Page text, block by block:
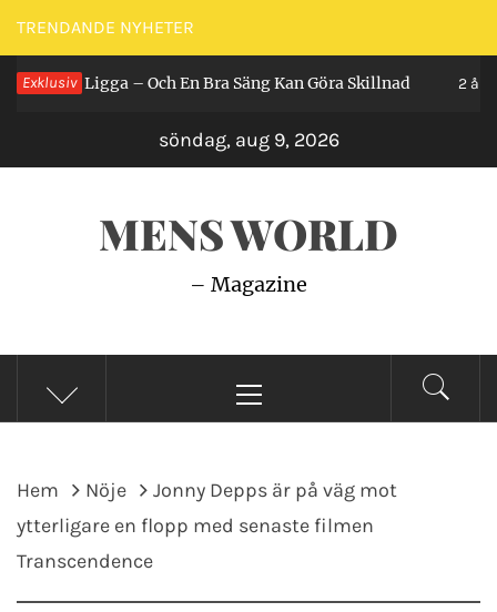
Hoppa
till
innehåll
TRENDANDE NYHETER
Exklusiv
Man Ligga – Och En Bra Säng Kan Göra Skillnad 2 år
söndag, aug 9, 2026
MENS WORLD
– Magazine
meny
Hem Nöje
Jonny Depps är på väg mot
ytterligare en flopp med senaste filmen
Transcendence